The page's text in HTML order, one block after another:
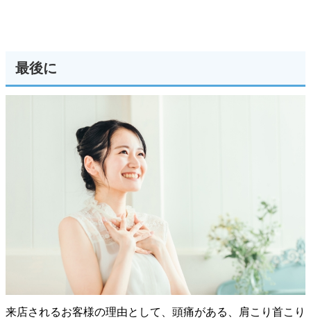
最後に
来店されるお客様の理由として、頭痛がある、肩こり首こり